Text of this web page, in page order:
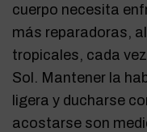
cuerpo necesita
más reparadoras,
tropicales, cada
Sol. Mantener la
ligera y ducharse
acostarse son